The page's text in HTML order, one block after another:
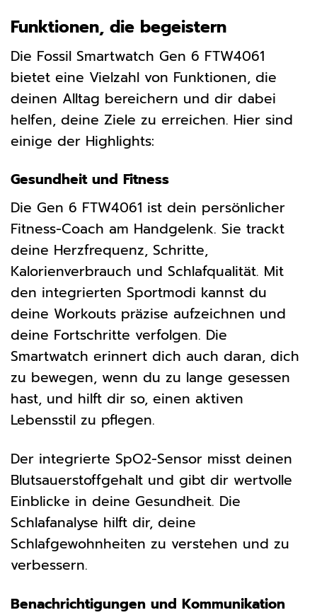
Funktionen, die begeistern
Die Fossil Smartwatch Gen 6 FTW4061
bietet eine Vielzahl von Funktionen, die
deinen Alltag bereichern und dir dabei
helfen, deine Ziele zu erreichen. Hier sind
einige der Highlights:
Gesundheit und Fitness
Die Gen 6 FTW4061 ist dein persönlicher
Fitness-Coach am Handgelenk. Sie trackt
deine Herzfrequenz, Schritte,
Kalorienverbrauch und Schlafqualität. Mit
den integrierten Sportmodi kannst du
deine Workouts präzise aufzeichnen und
deine Fortschritte verfolgen. Die
Smartwatch erinnert dich auch daran, dich
zu bewegen, wenn du zu lange gesessen
hast, und hilft dir so, einen aktiven
Lebensstil zu pflegen.
Der integrierte SpO2-Sensor misst deinen
Blutsauerstoffgehalt und gibt dir wertvolle
Einblicke in deine Gesundheit. Die
Schlafanalyse hilft dir, deine
Schlafgewohnheiten zu verstehen und zu
verbessern.
Benachrichtigungen und Kommunikation